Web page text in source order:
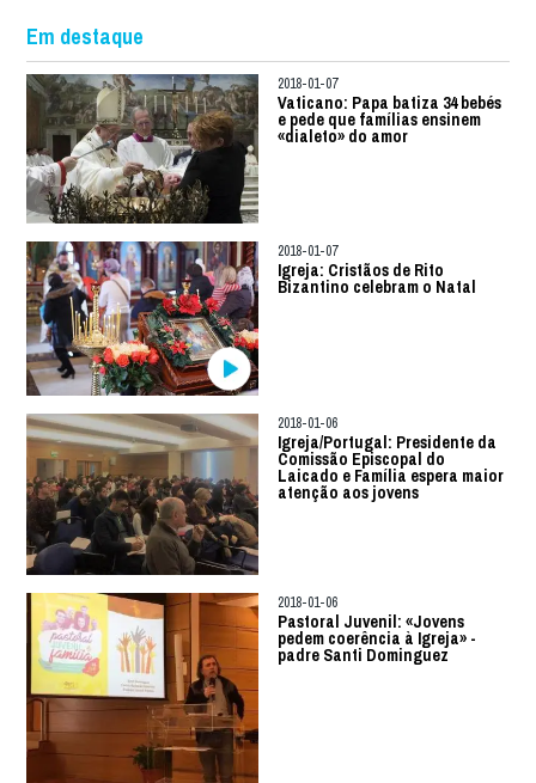
Em destaque
2018-01-07
Vaticano: Papa batiza 34 bebés
e pede que famílias ensinem
«dialeto» do amor
2018-01-07
Igreja: Cristãos de Rito
Bizantino celebram o Natal
2018-01-06
Igreja/Portugal: Presidente da
Comissão Episcopal do
Laicado e Família espera maior
atenção aos jovens
2018-01-06
Pastoral Juvenil: «Jovens
pedem coerência à Igreja» -
padre Santi Dominguez